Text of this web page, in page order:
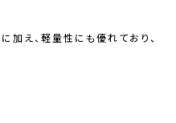
加え、軽量性にも優れており、